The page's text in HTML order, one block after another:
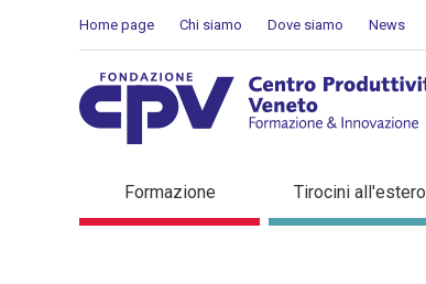
Home page Chi siamo Dove siamo News
Dettaglio in evidenza
Formazione Tirocini all'estero